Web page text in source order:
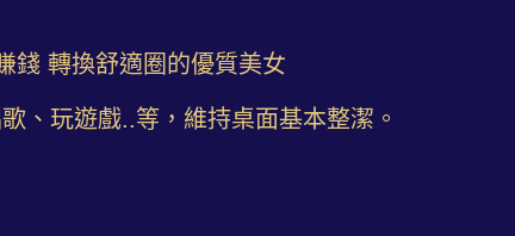
錢 轉換舒適圈的優質美女
、玩遊戲..等，維持桌面基本整潔。